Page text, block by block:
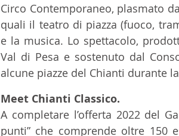
Circo Contemporaneo, plasmato
quali il teatro di piazza (fuoco,
e la musica. Lo spettacolo,
Val di Pesa e sostenuto dal
alcune piazze del Chianti durante
Meet Chianti Classico.
A completare l’offerta 2022 del
punti” che comprende oltre 150